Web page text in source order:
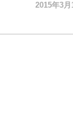
2015年3月